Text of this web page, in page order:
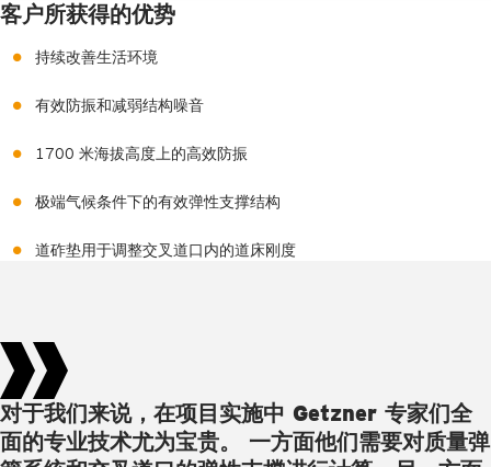
客户所获得的优势
持续改善生活环境
有效防振和减弱结构噪音
1700 米海拔高度上的高效防振
极端气候条件下的有效弹性支撑结构
道砟垫用于调整交叉道口内的道床刚度
对于我们来说，在项目实施中 Getzner 专家们全
面的专业技术尤为宝贵。 一方面他们需要对质量弹